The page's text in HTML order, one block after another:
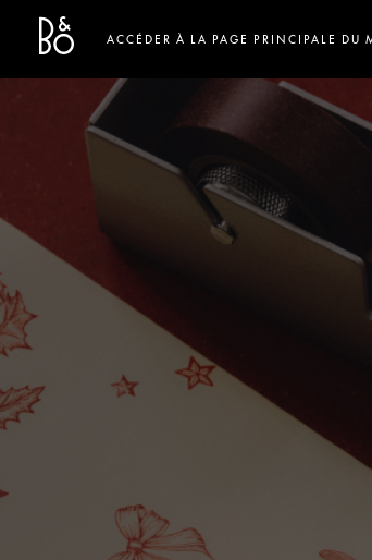
Bang & Olufsen - Exist to Create
Link Opens in New Tab
ACCÉDER À LA PAGE PRINCIPALE DU